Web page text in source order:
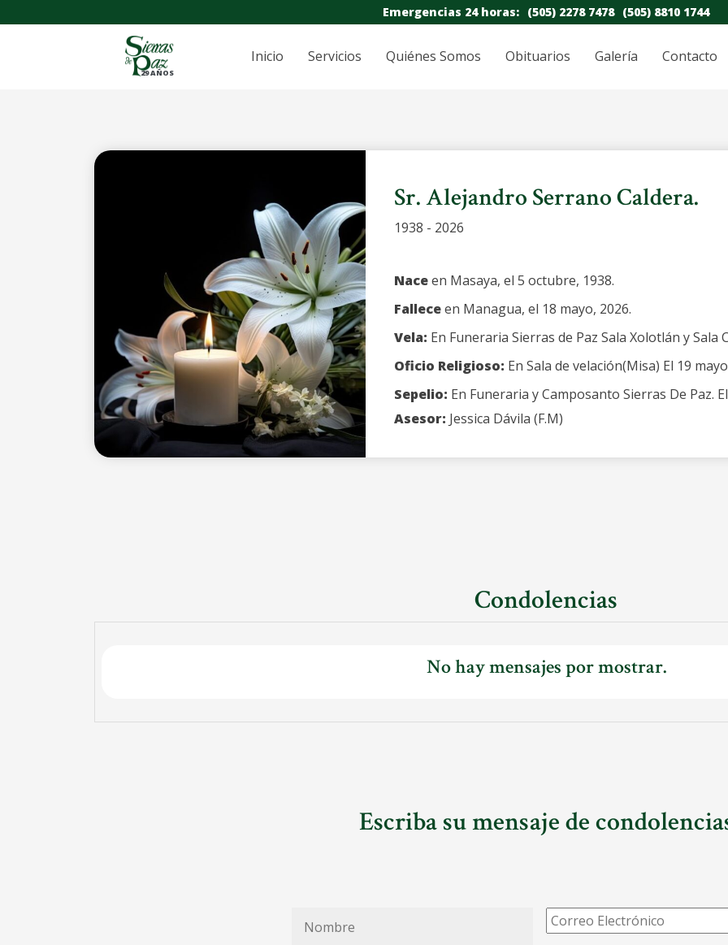
Emergencias 24 horas: (505) 2278 7478 (505) 8810 1744
29 AÑOS
Inicio Servicios Quiénes Somos Obituarios Galería Contacto
Sr. Alejandro Serrano Caldera.
1938 - 2026
Naceen Masaya, el 5 octubre, 1938.
Falleceen Managua, el 18 mayo, 2026.
Vela: En Funeraria Sierras de Paz Sala Xolotlán y Sala
Oficio Religioso: En Sala de velación(Misa) El 19
Sepelio: En Funeraria y Camposanto Sierras De Paz.
Asesor: Jessica Dávila (F.M)
Condolencias
No hay mensajes por mostrar.
Escriba su mensaje de
Electrónico *